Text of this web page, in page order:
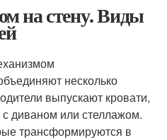
на стену. Виды
несколько
выпускают кровати,
диваном или стеллажом.
трансформируются в